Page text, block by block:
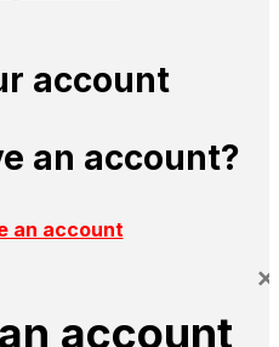
account
an account?
an account
account
×